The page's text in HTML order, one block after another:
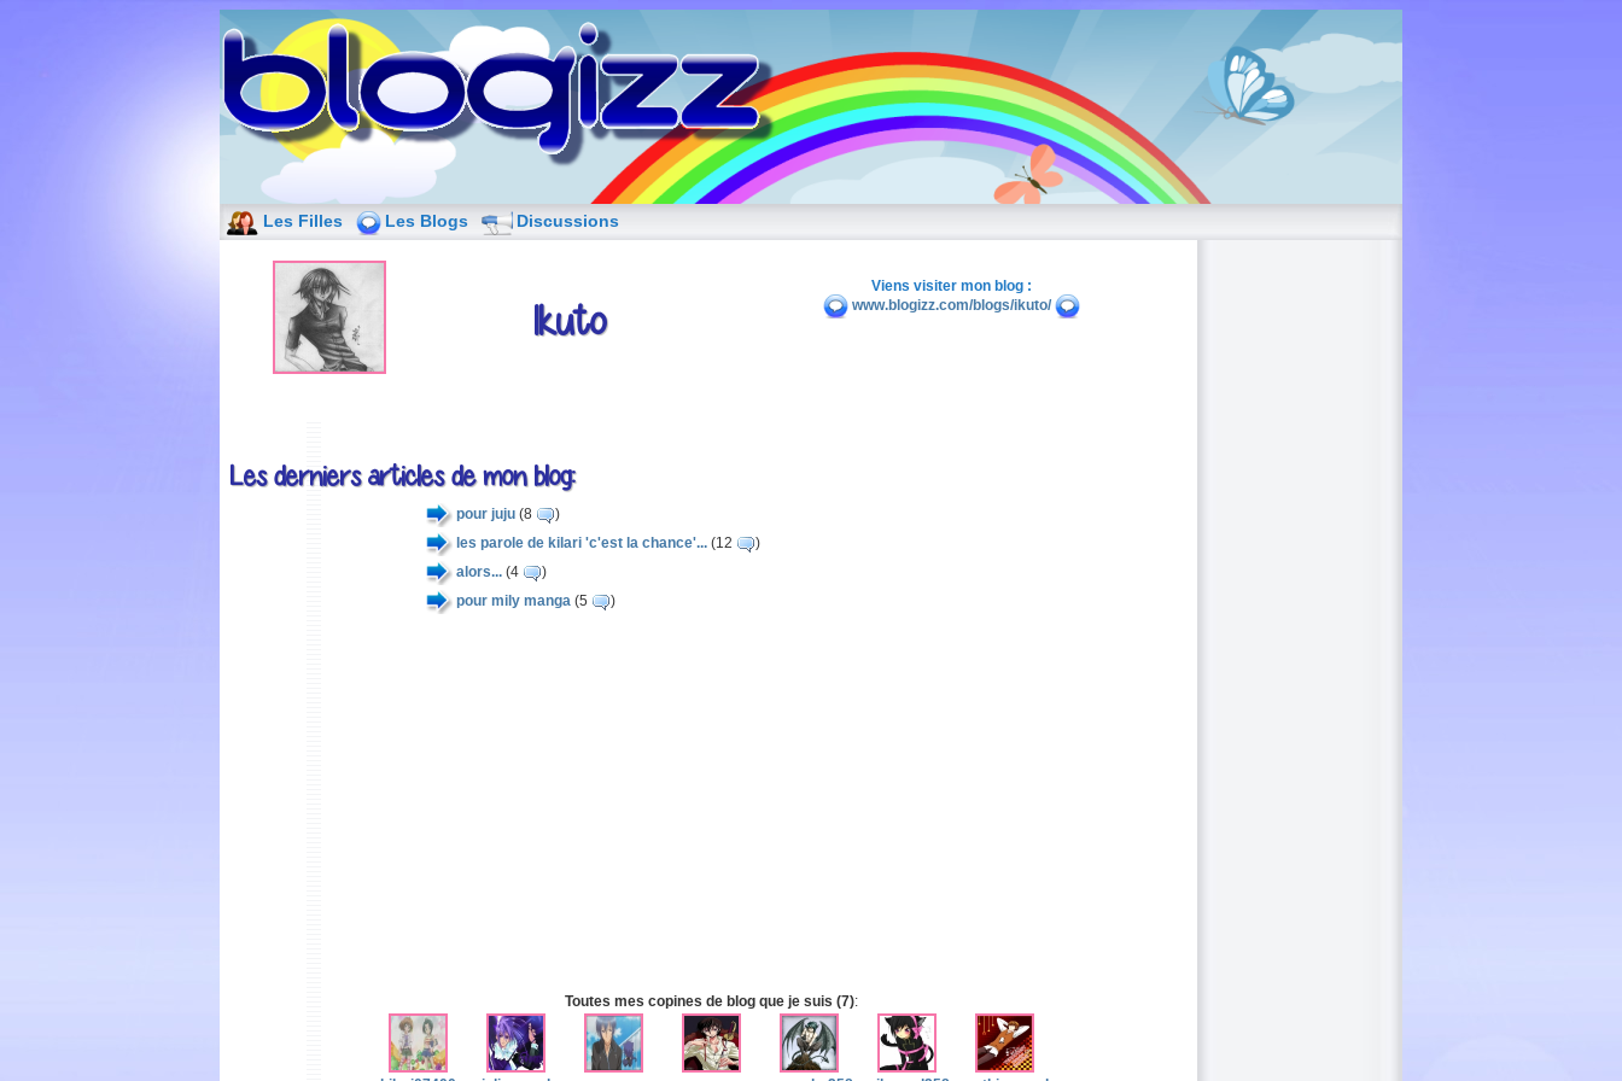
Les Filles Les Blogs Discussions
Ikuto
Viens visiter mon blog :
www.blogizz.com/blogs/ikuto/
Les derniers articles de mon blog:
pour juju (8
)
les parole de kilari 'c'est la chance'... (12
)
alors... (4
)
pour mily manga (5 )
Toutes mes copines de blog que je suis (7):